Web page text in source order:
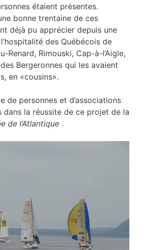
étaient présentes.
bonne trentaine de ces
déjà pu apprécier depuis une
des Québécois de
Renard, Rimouski, Cap-à-l’Aigle,
Bergeronnes qui les avaient
en «cousins».
de personnes et d’associations
dans la réussite de ce projet de la
de l’Atlantique .